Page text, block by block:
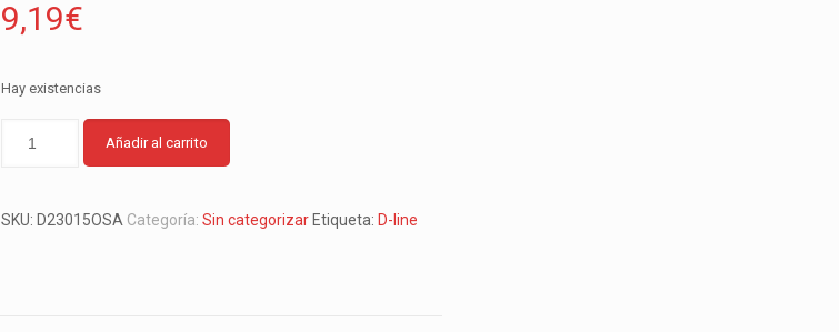
9,19€
Hay existencias
Añadir al carrito
SKU: D23015OSA Categoría:Sin categorizar Etiqueta: D-line